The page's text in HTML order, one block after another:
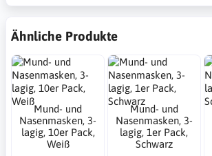
Ähnliche Produkte
Mund- und
Nasenmasken, 3-
lagig, 10er Pack,
Weiß
Mund- und
Nasenmasken, 3-
lagig, 1er Pack,
Schwarz